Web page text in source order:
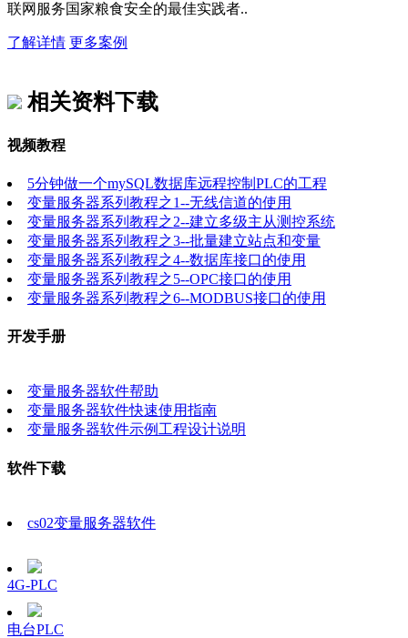
联网服务国家粮食安全的最佳实践者..
了解详情 更多案例
相关资料下载
视频教程
5分钟做一个mySQL数据库远程控制PLC的工程
变量服务器系列教程之1--无线信道的使用
变量服务器系列教程之2--建立多级主从测控系统
变量服务器系列教程之3--批量建立站点和变量
变量服务器系列教程之4--数据库接口的使用
变量服务器系列教程之5--OPC接口的使用
变量服务器系列教程之6--MODBUS接口的使用
开发手册
变量服务器软件帮助
变量服务器软件快速使用指南
变量服务器软件示例工程设计说明
软件下载
cs02变量服务器软件
4G-PLC
电台PLC